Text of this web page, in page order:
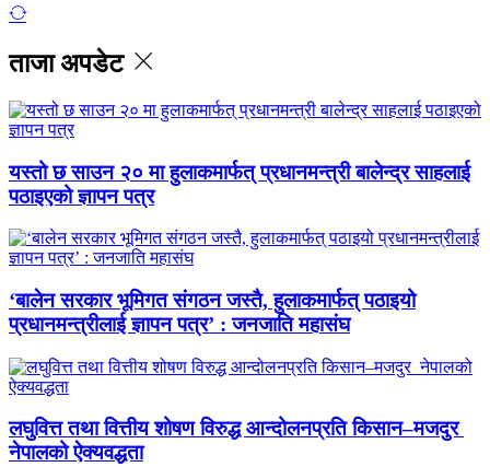
ताजा अपडेट
यस्तो छ साउन २० मा हुलाकमार्फत् प्रधानमन्त्री बालेन्द्र साहलाई
पठाइएको ज्ञापन पत्र
‘बालेन सरकार भूमिगत संगठन जस्तै, हुलाकमार्फत् पठाइयो
प्रधानमन्त्रीलाई ज्ञापन पत्र’ : जनजाति महासंघ
लघुवित्त तथा वित्तीय शोषण विरुद्ध आन्दोलनप्रति किसान–मजदुर
नेपालको ऐक्यवद्धता